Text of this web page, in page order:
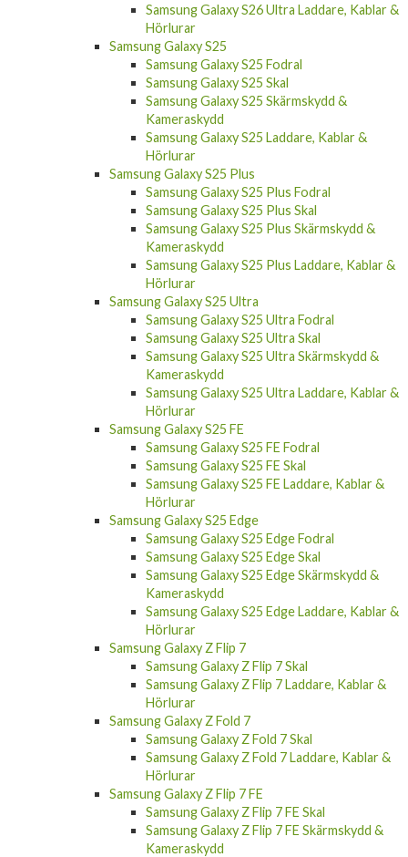
Samsung Galaxy S26 Ultra Laddare, Kablar &
Hörlurar
Samsung Galaxy S25
Samsung Galaxy S25 Fodral
Samsung Galaxy S25 Skal
Samsung Galaxy S25 Skärmskydd &
Kameraskydd
Samsung Galaxy S25 Laddare, Kablar &
Hörlurar
Samsung Galaxy S25 Plus
Samsung Galaxy S25 Plus Fodral
Samsung Galaxy S25 Plus Skal
Samsung Galaxy S25 Plus Skärmskydd &
Kameraskydd
Samsung Galaxy S25 Plus Laddare, Kablar &
Hörlurar
Samsung Galaxy S25 Ultra
Samsung Galaxy S25 Ultra Fodral
Samsung Galaxy S25 Ultra Skal
Samsung Galaxy S25 Ultra Skärmskydd &
Kameraskydd
Samsung Galaxy S25 Ultra Laddare, Kablar &
Hörlurar
Samsung Galaxy S25 FE
Samsung Galaxy S25 FE Fodral
Samsung Galaxy S25 FE Skal
Samsung Galaxy S25 FE Laddare, Kablar &
Hörlurar
Samsung Galaxy S25 Edge
Samsung Galaxy S25 Edge Fodral
Samsung Galaxy S25 Edge Skal
Samsung Galaxy S25 Edge Skärmskydd &
Kameraskydd
Samsung Galaxy S25 Edge Laddare, Kablar &
Hörlurar
Samsung Galaxy Z Flip 7
Samsung Galaxy Z Flip 7 Skal
Samsung Galaxy Z Flip 7 Laddare, Kablar &
Hörlurar
Samsung Galaxy Z Fold 7
Samsung Galaxy Z Fold 7 Skal
Samsung Galaxy Z Fold 7 Laddare, Kablar &
Hörlurar
Samsung Galaxy Z Flip 7 FE
Samsung Galaxy Z Flip 7 FE Skal
Samsung Galaxy Z Flip 7 FE Skärmskydd &
Kameraskydd